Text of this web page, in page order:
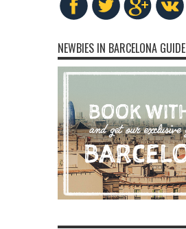
NEWBIES IN BARCELONA GUIDE